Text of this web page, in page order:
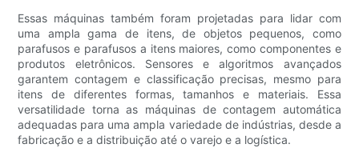
Essas máquinas também foram projetadas para lidar com
uma ampla gama de itens, de objetos pequenos, como
parafusos e parafusos a itens maiores, como componentes e
produtos eletrônicos. Sensores e algoritmos avançados
garantem contagem e classificação precisas, mesmo para
itens de diferentes formas, tamanhos e materiais. Essa
versatilidade torna as máquinas de contagem automática
adequadas para uma ampla variedade de indústrias, desde a
fabricação e a distribuição até o varejo e a logística.